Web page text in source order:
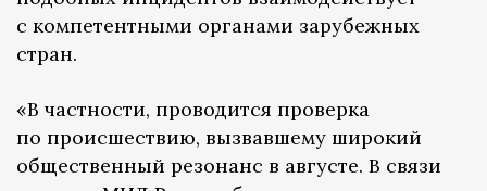
с компетентными органами зарубежных
стран.
«В частности, проводится проверка
по происшествию, вызвавшему широкий
общественный резонанс в августе. В связи